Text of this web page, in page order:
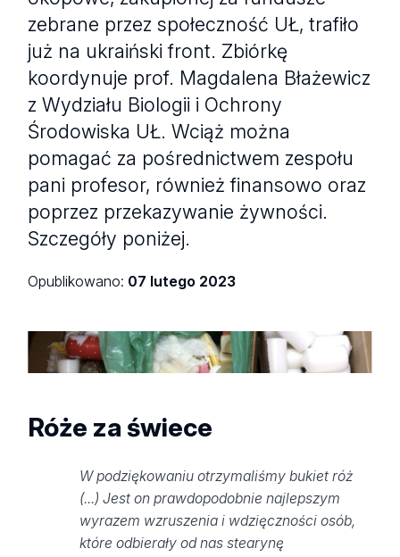
zebrane przez społeczność UŁ, trafiło
już na ukraiński front. Zbiórkę
koordynuje prof. Magdalena Błażewicz
z Wydziału Biologii i Ochrony
Środowiska UŁ. Wciąż można
pomagać za pośrednictwem zespołu
pani profesor, również finansowo oraz
poprzez przekazywanie żywności.
Szczegóły poniżej.
Opublikowano: 07 lutego 2023
Pierwszy transport stearyny z UŁ
Róże za świece
W podziękowaniu otrzymaliśmy bukiet róż
(...) Jest on prawdopodobnie najlepszym
wyrazem wzruszenia i wdzięczności osób,
które odbierały od nas stearynę